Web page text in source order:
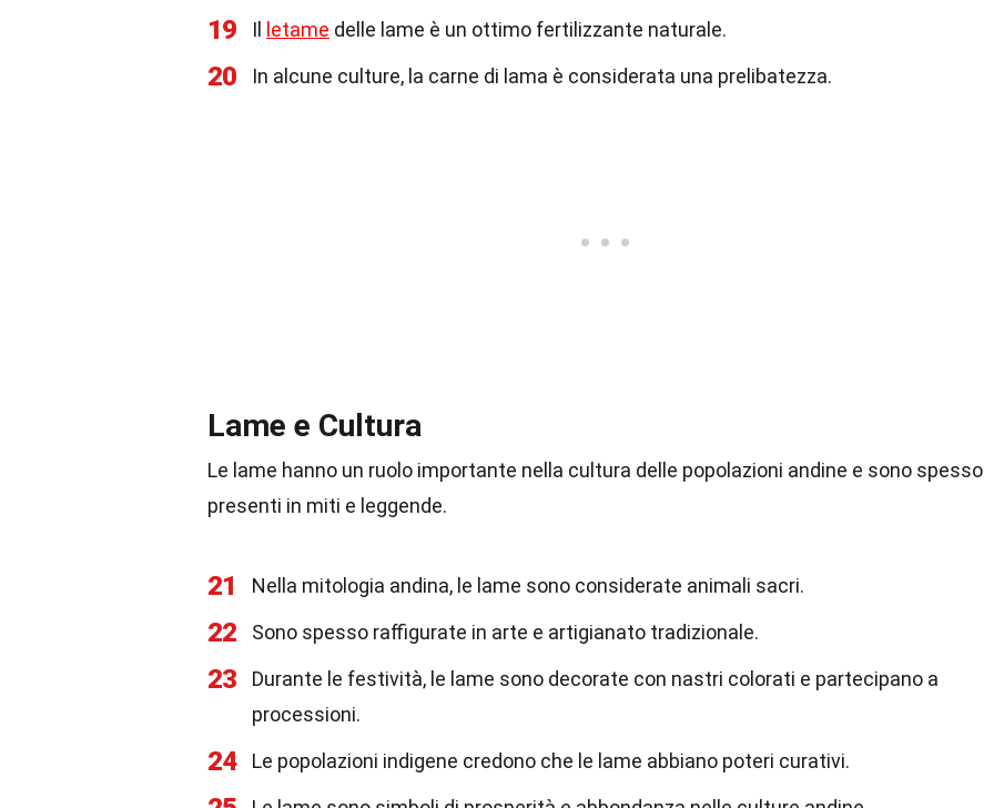
19 Il letame delle lame è un ottimo fertilizzante naturale.
20 In alcune culture, la carne di lama è considerata una prelibatezza.
Lame e Cultura
Le lame hanno un ruolo importante nella cultura delle popolazioni andine e sono spesso
presenti in miti e leggende.
21 Nella mitologia andina, le lame sono considerate animali sacri.
22 Sono spesso raffigurate in arte e artigianato tradizionale.
23
Durante le festività, le lame sono decorate con nastri colorati e partecipano a
processioni.
24 Le popolazioni indigene credono che le lame abbiano poteri curativi.